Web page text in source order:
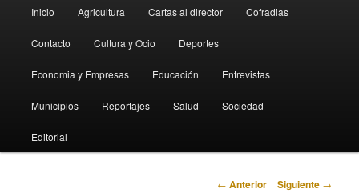
principal
Inicio Agricultura Cartas al director Cofradias
Contacto Cultura y Ocio Deportes
Economia y Empresas Educación Entrevistas
Municipios Reportajes Salud Sociedad
Editorial
Navegación
← Anterior Siguiente →